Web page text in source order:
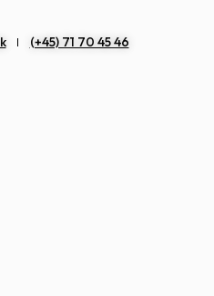
(+45) 71 70 45 46